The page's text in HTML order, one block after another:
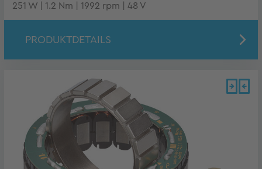
251 W | 1.2 Nm | 1992 rpm | 48 V
PRODUKTDETAILS